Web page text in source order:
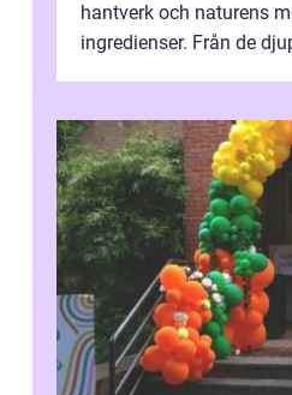
hantverk och naturens
ingredienser. Från de